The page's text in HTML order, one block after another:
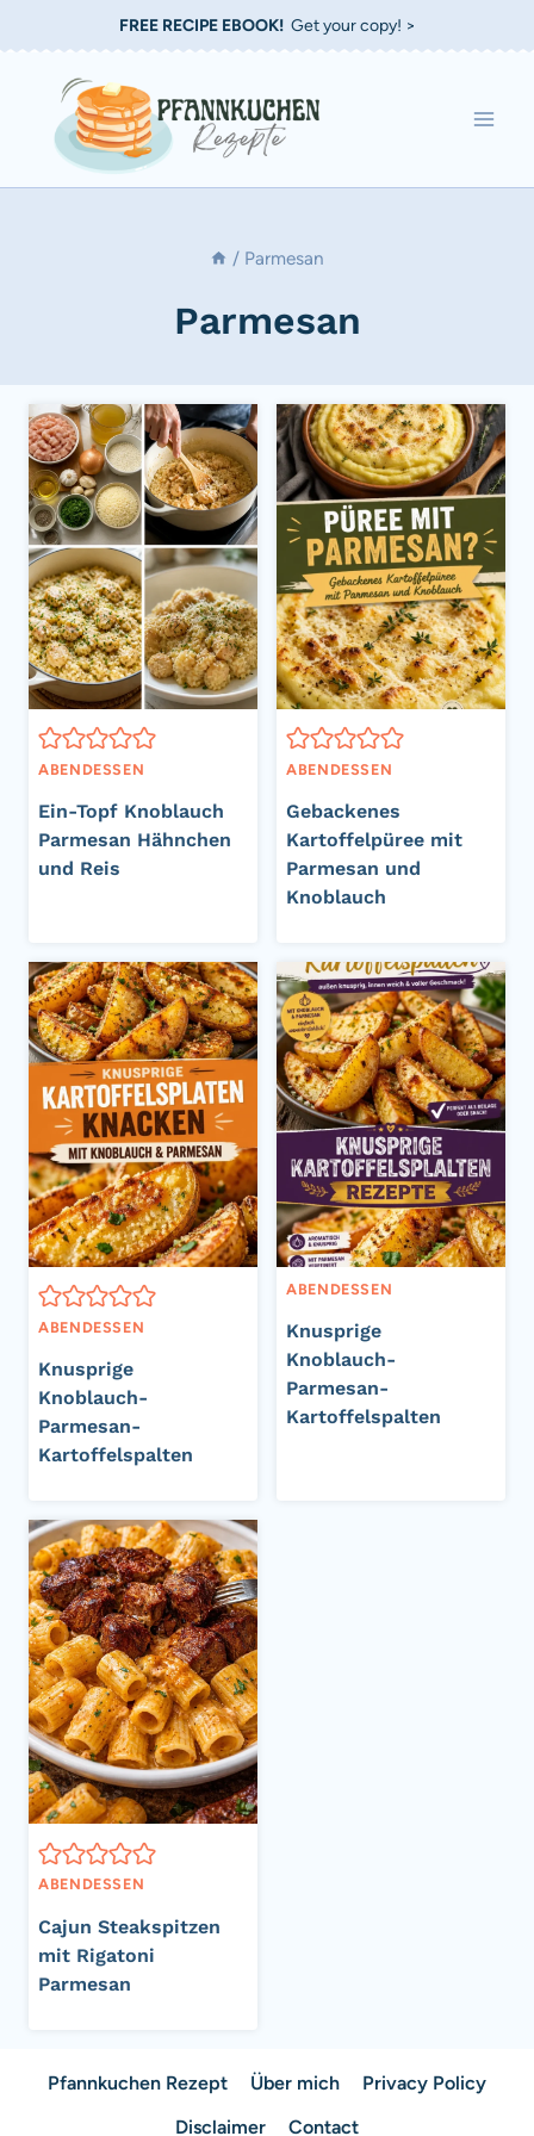
Inhalt
springen
FREE RECIPE EBOOK!Get your copy! >
/ Parmesan
Parmesan
ABENDESSEN
Ein-Topf Knoblauch
Parmesan Hähnchen
und Reis
ABENDESSEN
Gebackenes
Kartoffelpüree mit
Parmesan und
Knoblauch
ABENDESSEN
Knusprige
Knoblauch-
Parmesan-
Kartoffelspalten
ABENDESSEN
Knusprige
Knoblauch-
Parmesan-
Kartoffelspalten
ABENDESSEN
Cajun Steakspitzen
mit Rigatoni
Parmesan
Pfannkuchen Rezept Über mich
Privacy Policy
Disclaimer
Contact